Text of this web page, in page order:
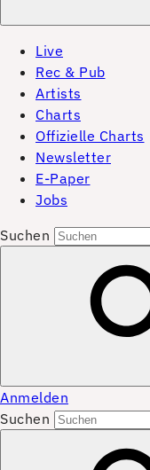
Live
Rec & Pub
Artists
Charts
Offizielle Charts
Newsletter
E-Paper
Jobs
Suchen
Anmelden
Suchen